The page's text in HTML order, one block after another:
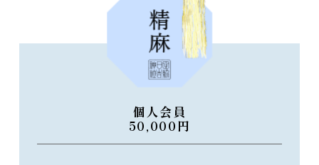
個人会員
50,000円